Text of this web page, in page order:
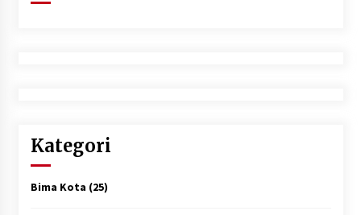
Kategori
Bima Kota (25)